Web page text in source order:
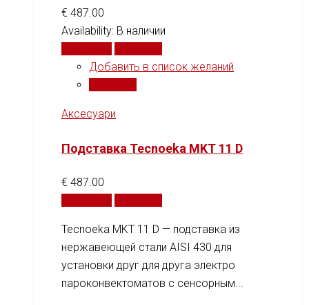
€ 487.00
Availability: В наличии
Добавить в список желаний
Аксесуари
Подставка Tecnoeka MKT 11 D
€ 487.00
Tecnoeka MKT 11 D — подставка из
нержавеющей стали AISI 430 для
установки друг для друга электро
пароконвектоматов с сенсорным...